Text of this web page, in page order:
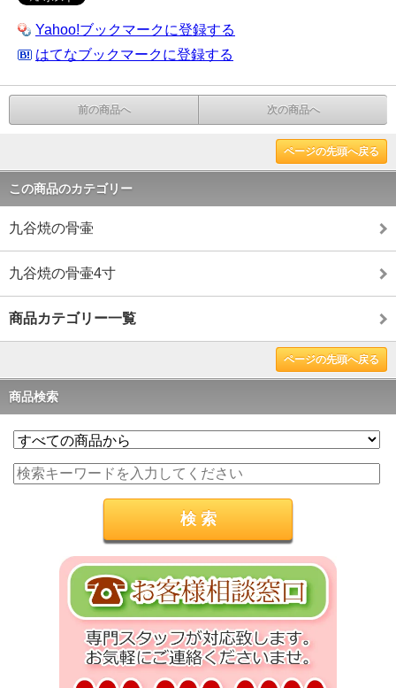
Yahoo!ブックマークに登録する
はてなブックマークに登録する
前の商品へ 次の商品へ
ページの先頭へ戻る
この商品のカテゴリー
九谷焼の骨壷
九谷焼の骨壷4寸
商品カテゴリー一覧
ページの先頭へ戻る
商品検索